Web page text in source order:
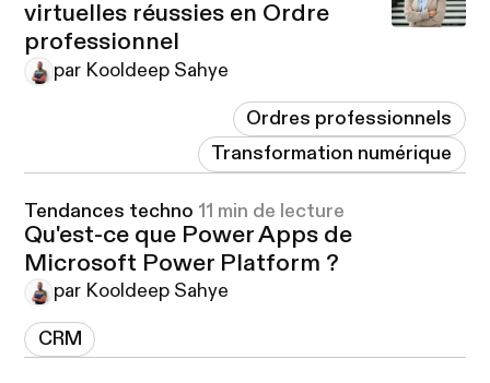
virtuelles réussies en Ordre
professionnel
par Kooldeep Sahye
Ordres professionnels
Transformation numérique
Tendances techno 11 min de lecture
Qu'est-ce que Power Apps de
Microsoft Power Platform ?
par Kooldeep Sahye
CRM